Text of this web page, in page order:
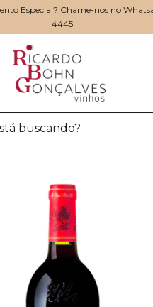
Especial? Chame-nos no
4445